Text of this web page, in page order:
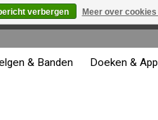
& Banden
Doeken &
verbergen Meer over cookies
gehonoreerd of verwerkt.